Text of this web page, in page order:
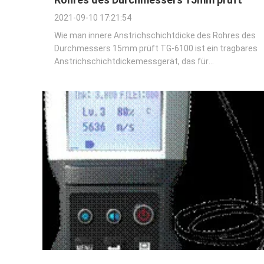
2021-09-10 17:21:54
Wie man innere Anstrichschichtdicke des Rohres des
Durchmessers 15mm prüft TG-6100 ist ein tragbares
Anstrichschichtdickemessgerät, das für
Hauptanwendungen liegen auf dem Gebiet des
Korrosionsschutzes. Es ist für ...